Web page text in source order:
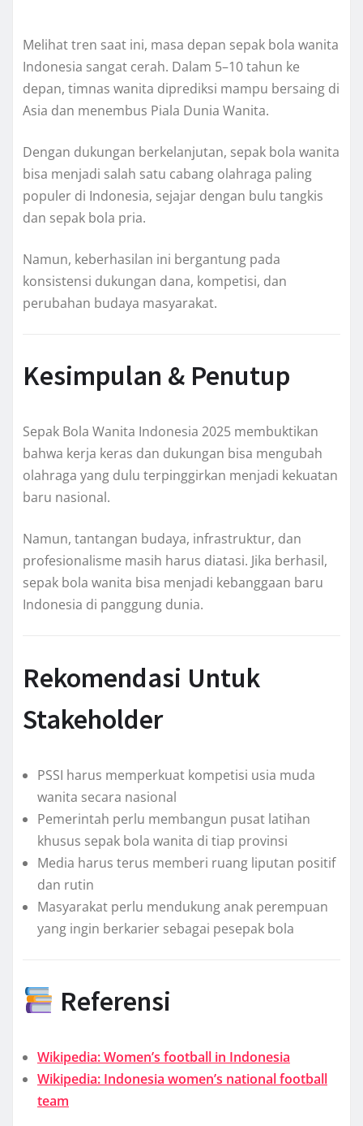
Melihat tren saat ini, masa depan sepak bola wanita
Indonesia sangat cerah. Dalam 5–10 tahun ke
depan, timnas wanita diprediksi mampu bersaing di
Asia dan menembus Piala Dunia Wanita.
Dengan dukungan berkelanjutan, sepak bola wanita
bisa menjadi salah satu cabang olahraga paling
populer di Indonesia, sejajar dengan bulu tangkis
dan sepak bola pria.
Namun, keberhasilan ini bergantung pada
konsistensi dukungan dana, kompetisi, dan
perubahan budaya masyarakat.
Kesimpulan & Penutup
Sepak Bola Wanita Indonesia 2025 membuktikan
bahwa kerja keras dan dukungan bisa mengubah
olahraga yang dulu terpinggirkan menjadi kekuatan
baru nasional.
Namun, tantangan budaya, infrastruktur, dan
profesionalisme masih harus diatasi. Jika berhasil,
sepak bola wanita bisa menjadi kebanggaan baru
Indonesia di panggung dunia.
Rekomendasi Untuk
Stakeholder
PSSI harus memperkuat kompetisi usia muda
wanita secara nasional
Pemerintah perlu membangun pusat latihan
khusus sepak bola wanita di tiap provinsi
Media harus terus memberi ruang liputan positif
dan rutin
Masyarakat perlu mendukung anak perempuan
yang ingin berkarier sebagai pesepak bola
Referensi
Wikipedia: Women’s football in Indonesia
Wikipedia: Indonesia women’s national football
team